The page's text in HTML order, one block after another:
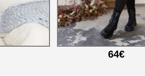
64€